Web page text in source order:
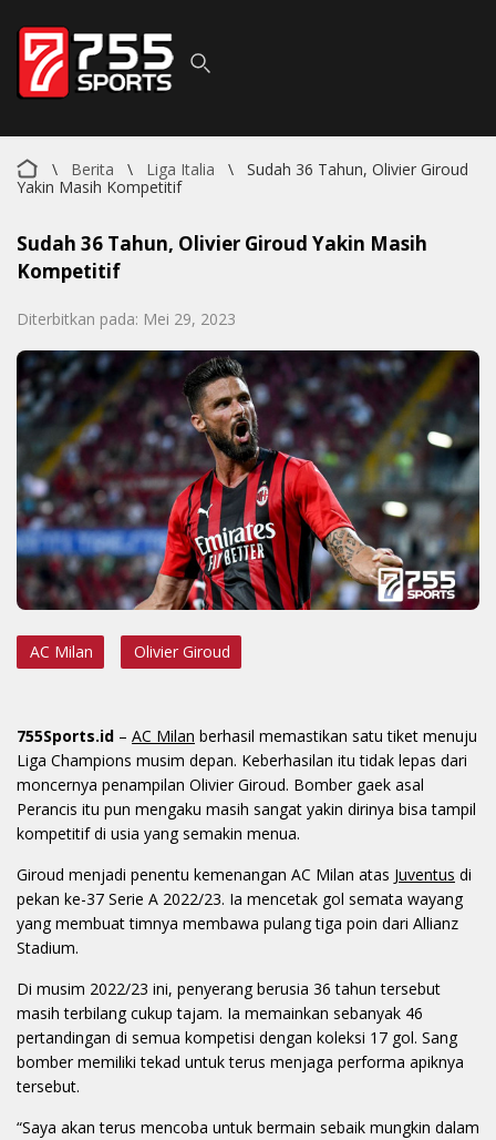
\ Berita \ Liga Italia \
Sudah 36 Tahun, Olivier Giroud
Yakin Masih Kompetitif
Sudah 36 Tahun, Olivier Giroud Yakin Masih
Kompetitif
Diterbitkan pada: Mei 29, 2023
AC Milan Olivier Giroud
755Sports.id – AC Milan berhasil memastikan satu tiket menuju
Liga Champions musim depan. Keberhasilan itu tidak lepas dari
moncernya penampilan Olivier Giroud. Bomber gaek asal
Perancis itu pun mengaku masih sangat yakin dirinya bisa tampil
kompetitif di usia yang semakin menua.
Giroud menjadi penentu kemenangan AC Milan atas Juventus di
pekan ke-37 Serie A 2022/23. Ia mencetak gol semata wayang
yang membuat timnya membawa pulang tiga poin dari Allianz
Stadium.
Di musim 2022/23 ini, penyerang berusia 36 tahun tersebut
masih terbilang cukup tajam. Ia memainkan sebanyak 46
pertandingan di semua kompetisi dengan koleksi 17 gol. Sang
bomber memiliki tekad untuk terus menjaga performa apiknya
tersebut.
“Saya akan terus mencoba untuk bermain sebaik mungkin dalam